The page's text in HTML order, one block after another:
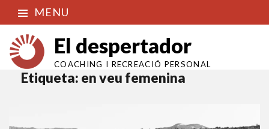
MENU
El despertador
COACHING I RECREACIÓ PERSONAL
Etiqueta: en veu femenina